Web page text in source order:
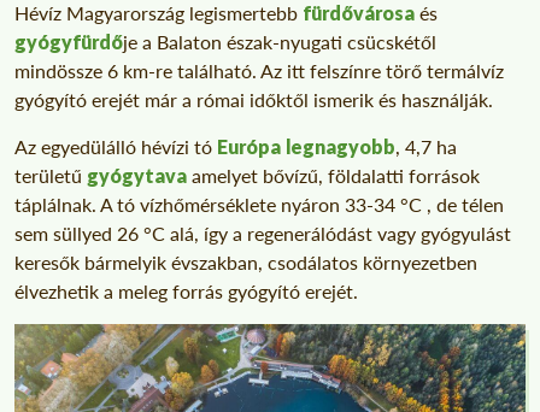
Hévíz Magyarország legismertebb fürdővárosa és
gyógyfürdője a Balaton észak-nyugati csücskétől
mindössze 6 km-re található. Az itt felszínre törő termálvíz
gyógyító erejét már a római időktől ismerik és használják.
Az egyedülálló hévízi tó Európa legnagyobb, 4,7 ha
területű gyógytava amelyet bővízű, földalatti források
táplálnak. A tó vízhőmérséklete nyáron 33-34 °C , de télen
sem süllyed 26 °C alá, így a regenerálódást vagy gyógyulást
keresők bármelyik évszakban, csodálatos környezetben
élvezhetik a meleg forrás gyógyító erejét.